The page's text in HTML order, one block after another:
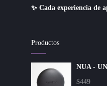
✨ Cada experiencia de
Productos
NUA -
$449